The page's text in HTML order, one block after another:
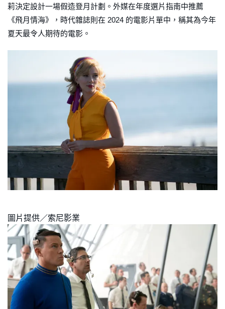
莉決定設計一場假造登月計劃。外媒在年度選片指南中推薦
《飛月情海》，時代雜誌則在 2024 的電影片單中，稱其為今年
夏天最令人期待的電影。
圖片提供／索尼影業